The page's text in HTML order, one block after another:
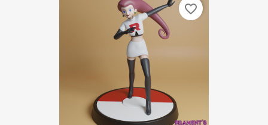
favorite_border